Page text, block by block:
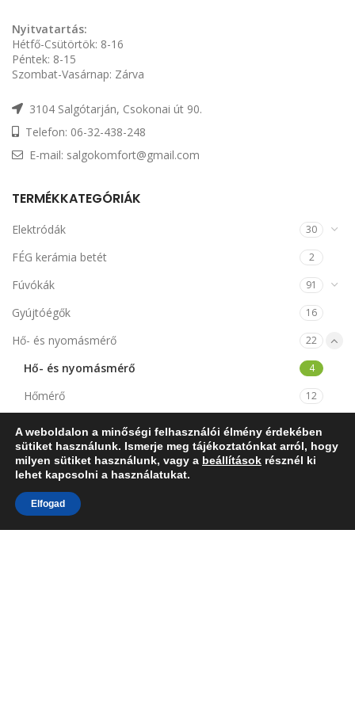
Nyitvatartás:
Hétfő-Csütörtök: 8-16
Péntek: 8-15
Szombat-Vasárnap: Zárva
3104 Salgótarján, Csokonai út 90.
Telefon: 06-32-438-248
E-mail: salgokomfort@gmail.com
TERMÉKKATEGÓRIÁK
Elektródák 30
FÉG kerámia betét 2
Fúvókák 91
Gyújtóégők 16
Hő- és nyomásmérő 22
Hő- és nyomásmérő 4
Hőmérő 12
Tartozékok 3
MV Mertik alkatrészek
Piezók és elemes gyújtók
Propán-bután alkatrészek 11
A weboldalon a minőségi felhasználói élmény érdekében
sütiket használunk. Ismerje meg tájékoztatónkat arról, hogy
milyen sütiket használunk, vagy a beállítások résznél ki
lehet kapcsolni a használatukat.
Elfogad